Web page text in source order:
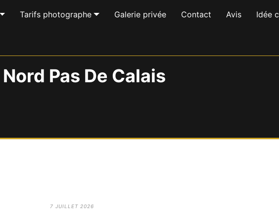
Tarifs photographe Galerie privée Contact Avis Idée
Pas De Calais
7 JUILLET 2026